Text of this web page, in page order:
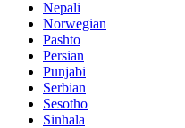
Nepali
Norwegian
Pashto
Persian
Punjabi
Serbian
Sesotho
Sinhala